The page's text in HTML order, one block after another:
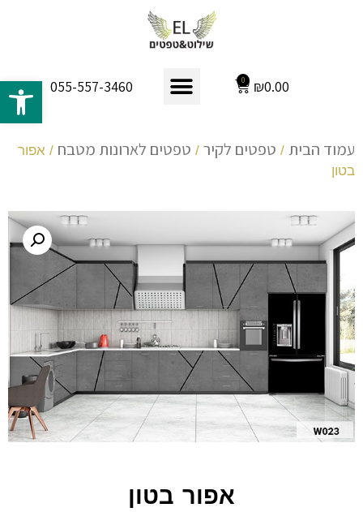
₪0.00
0
055-557-3460
עמוד הבית / טפטים לקיר / טפטים לארונות מטבח / אפור
בטון
אפור בטון